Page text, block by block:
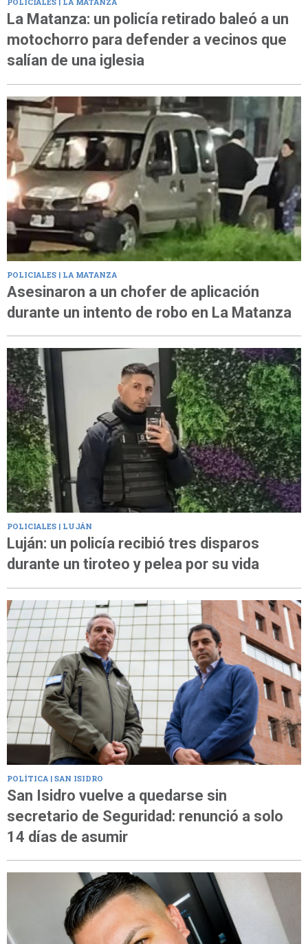
La Matanza: un policía retirado baleó a un
motochorro para defender a vecinos que
salían de una iglesia
POLICIALES | LA MATANZA
Asesinaron a un chofer de aplicación
durante un intento de robo en La Matanza
POLICIALES | LUJÁN
Luján: un policía recibió tres disparos
durante un tiroteo y pelea por su vida
POLÍTICA | SAN ISIDRO
San Isidro vuelve a quedarse sin
secretario de Seguridad: renunció a solo
14 días de asumir